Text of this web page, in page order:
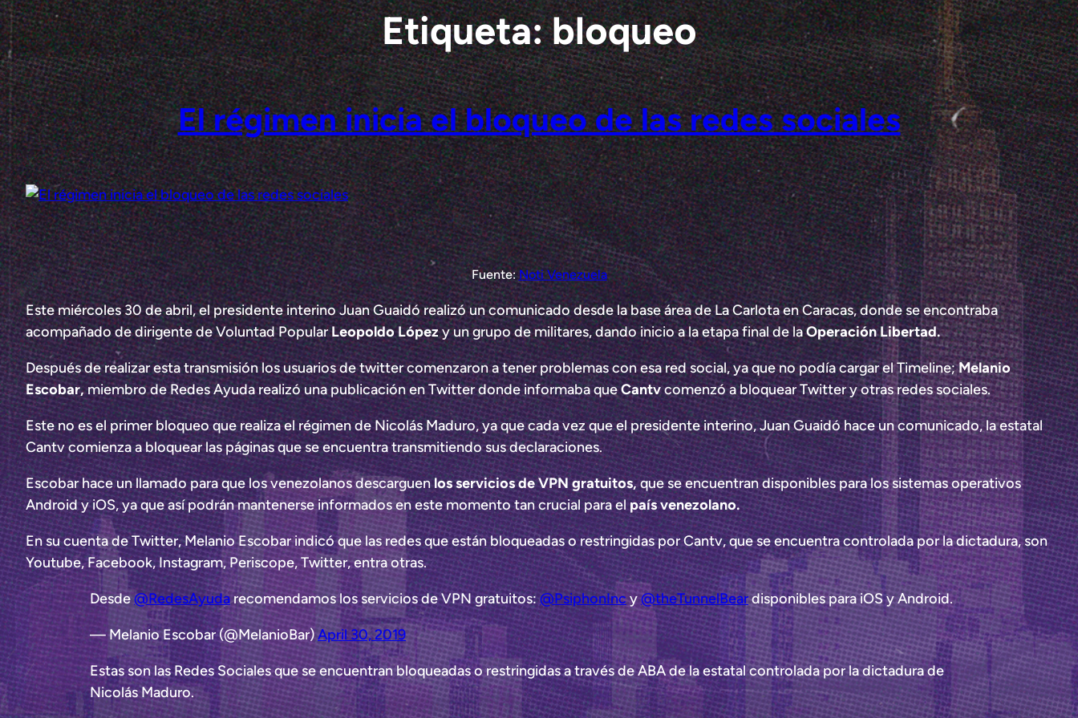
Saltar
al
contenido
Etiqueta:bloqueo
El régimen inicia el bloqueo de las redes sociales
Fuente:Noti Venezuela
Este miércoles 30 de abril, el presidente interino Juan Guaidó realizó un comunicado desde la base área de La Carlota en Caracas, donde se encontraba
acompañado de dirigente de Voluntad PopularLeopoldo Lópezy un grupo de militares, dando inicio a la etapa final de laOperación Libertad.
Después de realizar esta transmisión los usuarios de twitter comenzaron a tener problemas con esa red social, ya que no podía cargar el Timeline;Melanio
Escobar,miembro de Redes Ayuda realizó una publicación en Twitter donde informaba queCantvcomenzó a bloquear Twitter y otras redes sociales.
Este no es el primer bloqueo que realiza el régimen de Nicolás Maduro, ya que cada vez que el presidente interino, Juan Guaidó hace un comunicado, la estatal
Cantv comienza a bloquear las páginas que se encuentra transmitiendo sus declaraciones.
Escobar hace un llamado para que los venezolanos descarguenlos servicios de VPN gratuitos,que se encuentran disponibles para los sistemas operativos
Android y iOS, ya que así podrán mantenerse informados en este momento tan crucial para elpaís venezolano.
En su cuenta de Twitter, Melanio Escobar indicó que las redes que están bloqueadas o restringidas por Cantv, que se encuentra controlada por la dictadura, son
Youtube, Facebook, Instagram, Periscope, Twitter, entra otras.
Desde@RedesAyudarecomendamos los servicios de VPN gratuitos:@PsiphonIncy@theTunnelBeardisponibles para iOS y Android.
— Melanio Escobar (@MelanioBar)April 30, 2019
Estas son las Redes Sociales que se encuentran bloqueadas o restringidas a través de ABA de la estatal controlada por la dictadura de
Nicolás Maduro.